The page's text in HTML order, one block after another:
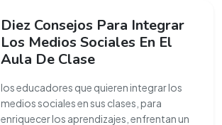
Diez Consejos Para Integrar
Los Medios Sociales En El
Aula De Clase
los educadores que quieren integrar los
medios sociales en sus clases, para
enriquecer los aprendizajes, enfrentan un